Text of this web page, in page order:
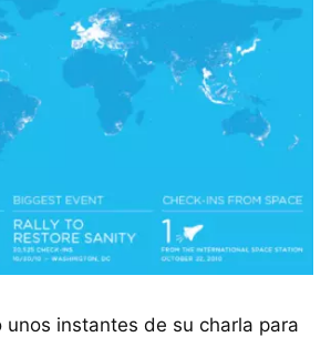
unos instantes de su charla para